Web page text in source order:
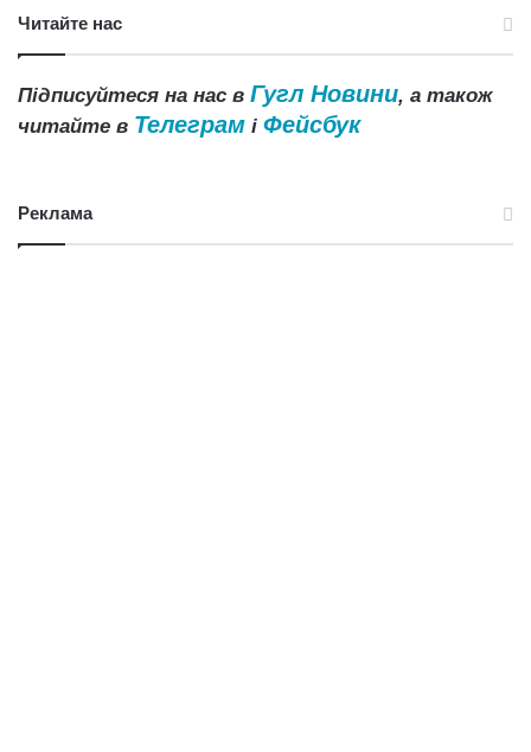
Читайте нас
Підписуйтеся на нас в Гугл Новини, а також
читайте в Телеграм і Фейсбук
Реклама